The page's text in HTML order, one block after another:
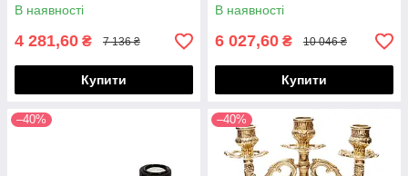
В наявності
4 281,60 ₴ 7 136 ₴
Купити
В наявності
6 027,60 ₴ 10 046 ₴
Купити
–40% –40%